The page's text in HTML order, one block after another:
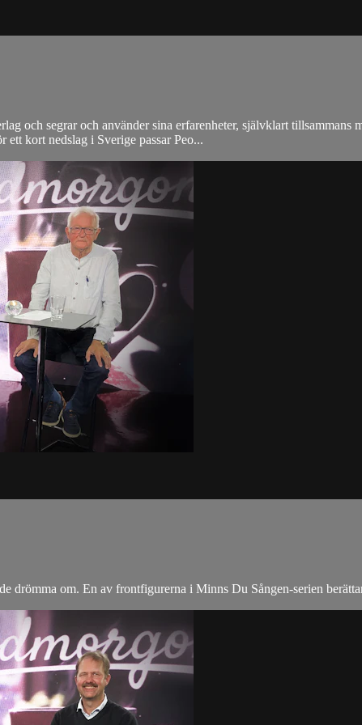
och segrar och använder sina erfarenheter, självklart
kort nedslag i Sverige passar Peo...
drömma om. En av frontfigurerna i Minns Du Sången-serien